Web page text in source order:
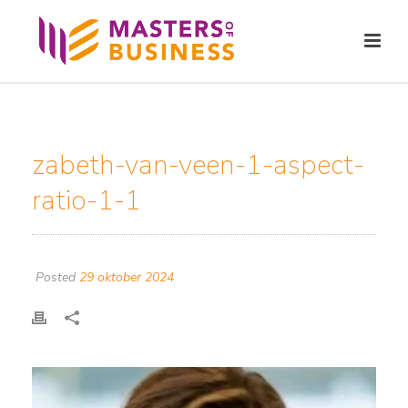
zabeth-van-veen-1-aspect-
ratio-1-1
Posted 29 oktober 2024